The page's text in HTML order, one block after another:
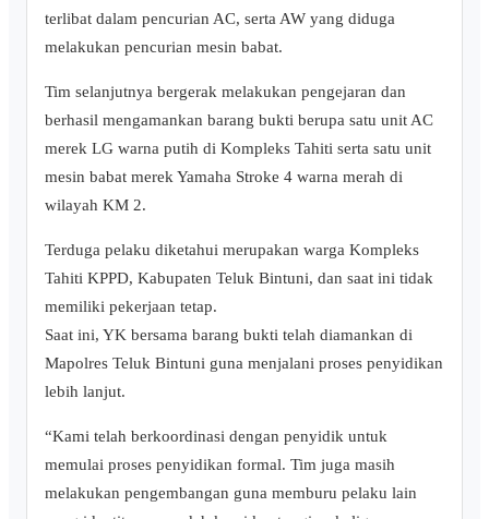
terlibat dalam pencurian AC, serta AW yang diduga
melakukan pencurian mesin babat.
Tim selanjutnya bergerak melakukan pengejaran dan
berhasil mengamankan barang bukti berupa satu unit AC
merek LG warna putih di Kompleks Tahiti serta satu unit
mesin babat merek Yamaha Stroke 4 warna merah di
wilayah KM 2.
Terduga pelaku diketahui merupakan warga Kompleks
Tahiti KPPD, Kabupaten Teluk Bintuni, dan saat ini tidak
memiliki pekerjaan tetap.
Saat ini, YK bersama barang bukti telah diamankan di
Mapolres Teluk Bintuni guna menjalani proses penyidikan
lebih lanjut.
“Kami telah berkoordinasi dengan penyidik untuk
memulai proses penyidikan formal. Tim juga masih
melakukan pengembangan guna memburu pelaku lain